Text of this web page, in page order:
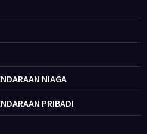
NIAGA
PRIBADI